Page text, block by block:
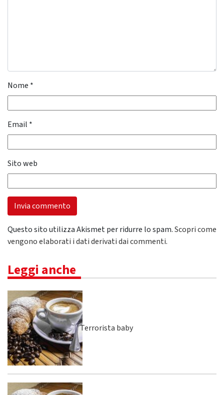
Nome *
Email *
Sito web
Questo sito utilizza Akismet per ridurre lo spam.Scopri come
vengono elaborati i dati derivati dai commenti.
Leggi anche
Terrorista baby